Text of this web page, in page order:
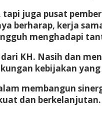
juga pusat
berharap, kerja
menghadapi
KH. Nasih dan
kebijakan
membangun
dan berkelanjutan.